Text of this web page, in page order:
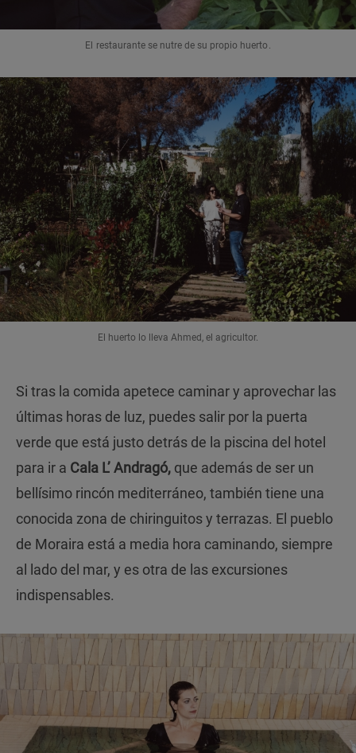
El restaurante se nutre de su propio huerto.
El huerto lo lleva Ahmed, el agricultor.
Si tras la comida apetece caminar y aprovechar las
últimas horas de luz, puedes salir por la puerta
verde que está justo detrás de la piscina del hotel
para ir a Cala L’ Andragó, que además de ser un
bellísimo rincón mediterráneo, también tiene una
conocida zona de chiringuitos y terrazas. El pueblo
de Moraira está a media hora caminando, siempre
al lado del mar, y es otra de las excursiones
indispensables.